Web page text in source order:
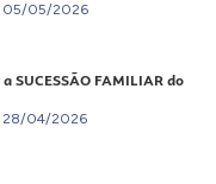
05/05/2026
SUCESSÃO FAMILIAR do
28/04/2026